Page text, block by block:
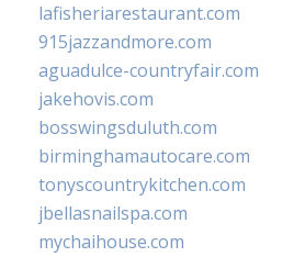
lafisheriarestaurant.com
915jazzandmore.com
aguadulce-countryfair.com
jakehovis.com
bosswingsduluth.com
birminghamautocare.com
tonyscountrykitchen.com
jbellasnailspa.com
mychaihouse.com